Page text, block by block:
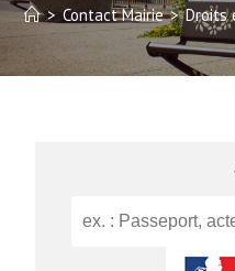
> Contact Mairie > Droits